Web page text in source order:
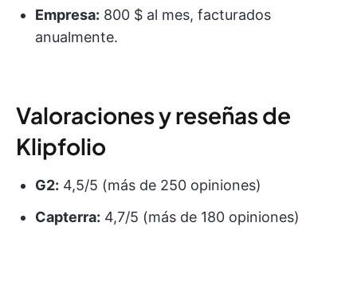
Empresa: 800 $ al mes, facturados
anualmente.
Valoraciones y reseñas de
Klipfolio
G2: 4,5/5 (más de 250 opiniones)
Capterra: 4,7/5 (más de 180 opiniones)